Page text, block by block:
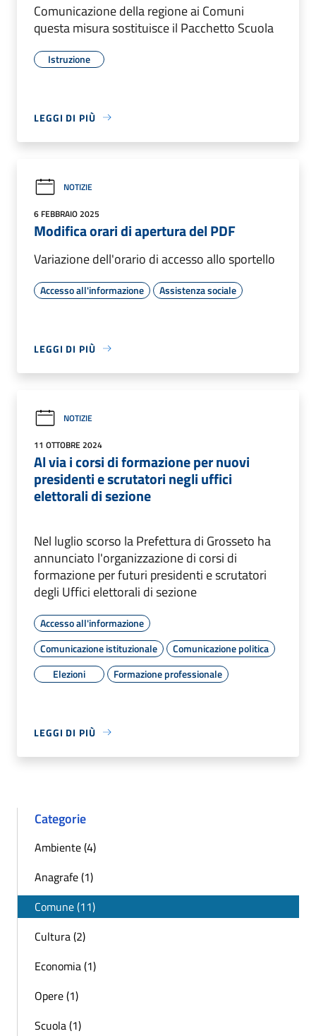
Comunicazione della regione ai Comuni
questa misura sostituisce il Pacchetto Scuola
Istruzione
LEGGI DI PIÙ
NOTIZIE
6 FEBBRAIO 2025
Modifica orari di apertura del PDF
Variazione dell'orario di accesso allo sportello
Accesso all'informazione Assistenza sociale
LEGGI DI PIÙ
NOTIZIE
11 OTTOBRE 2024
Al via i corsi di formazione per nuovi
presidenti e scrutatori negli uffici
elettorali di sezione
Nel luglio scorso la Prefettura di Grosseto ha
annunciato l'organizzazione di corsi di
formazione per futuri presidenti e scrutatori
degli Uffici elettorali di sezione
Accesso all'informazione
Comunicazione istituzionale
Comunicazione politica
Elezioni
Formazione professionale
LEGGI DI PIÙ
Categorie
Ambiente (4)
Anagrafe (1)
Comune (11)
Cultura (2)
Economia (1)
Opere (1)
Scuola (1)